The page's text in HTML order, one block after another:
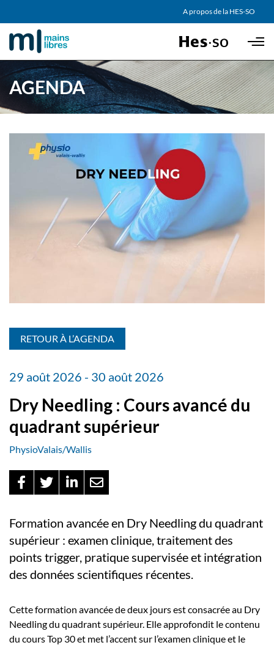
Skip to main content
A propos de la HES-SO
PARTENAIRES
AGENDA
RETOUR À L’AGENDA
29 août 2026 - 30 août 2026
Dry Needling : Cours avancé du
quadrant supérieur
PhysioValais/Wallis
Formation avancée en Dry Needling du quadrant
supérieur : examen clinique, traitement des
points trigger, pratique supervisée et intégration
des données scientifiques récentes.
Cette formation avancée de deux jours est consacrée au Dry
Needling du quadrant supérieur. Elle approfondit le contenu
du cours Top 30 et met l’accent sur l’examen clinique et le